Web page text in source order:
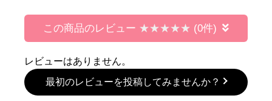
この商品のレビュー (0件)
レビューはありません。
最初のレビューを投稿してみませんか？